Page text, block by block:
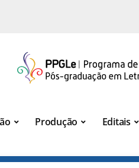
Produção Editais